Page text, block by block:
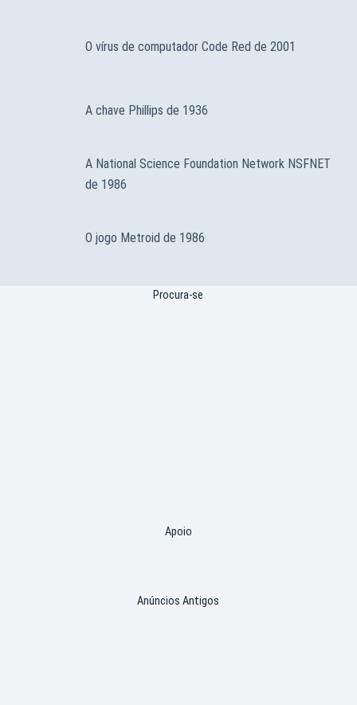
O vírus de computador Code Red de 2001
A chave Phillips de 1936
A National Science Foundation Network NSFNET
de 1986
O jogo Metroid de 1986
Procura-se
Apoio
Anúncios Antigos